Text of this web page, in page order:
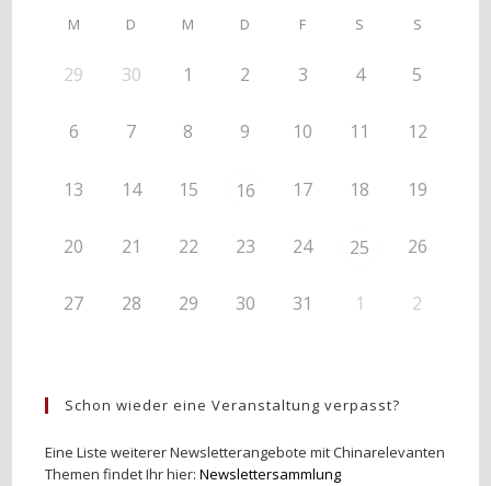
M D M D F S S
29 30 1 2 3 4 5
6 7 8 9 10 11 12
13 14 15 16 17 18 19
20 21 22 23 24 25 26
27 28 29 30 31 1 2
Schon wieder eine Veranstaltung verpasst?
Eine Liste weiterer Newsletterangebote mit Chinarelevanten
Themen findet Ihr hier:Newslettersammlung